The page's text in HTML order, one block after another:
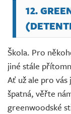
12.
Škola. Pro
jiné stále
Ať už ale pro vás
špatná, věřte
greenwoodské